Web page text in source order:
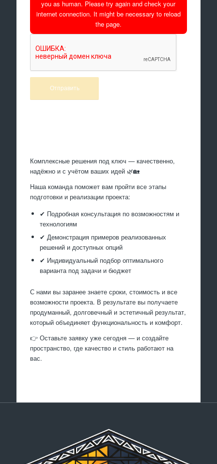
you as human. Please try again and check your
internet connection. It might be necessary to reload
the page.
Комплексные решения под ключ — качественно,
надёжно и с учётом ваших идей 🌿🏡
Наша команда поможет вам пройти все этапы
подготовки и реализации проекта:
✔ Подробная консультация по возможностям и
технологиям
✔ Демонстрация примеров реализованных
решений и доступных опций
✔ Индивидуальный подбор оптимального
варианта под задачи и бюджет
С нами вы заранее знаете сроки, стоимость и все
возможности проекта. В результате вы получаете
продуманный, долговечный и эстетичный результат,
который объединяет функциональность и комфорт.
👉 Оставьте заявку уже сегодня — и создайте
пространство, где качество и стиль работают на
вас.